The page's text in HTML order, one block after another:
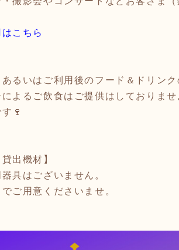
こちら
あるいはご利用後のフード＆ドリンク
よるご飲食はご提供はしておりま
🍷
出機材】
具はございません。
ご用意くださいませ。